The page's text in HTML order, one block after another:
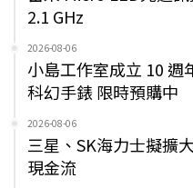
2.1 GHz
2026-08-06
小島工作室成立 10 週
科幻手錶 限時預購中
2026-08-06
三星、SK海力士擬擴
現金流